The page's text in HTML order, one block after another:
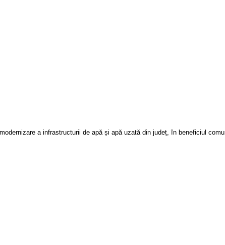
a infrastructurii de apă și apă uzată din județ, în beneficiul